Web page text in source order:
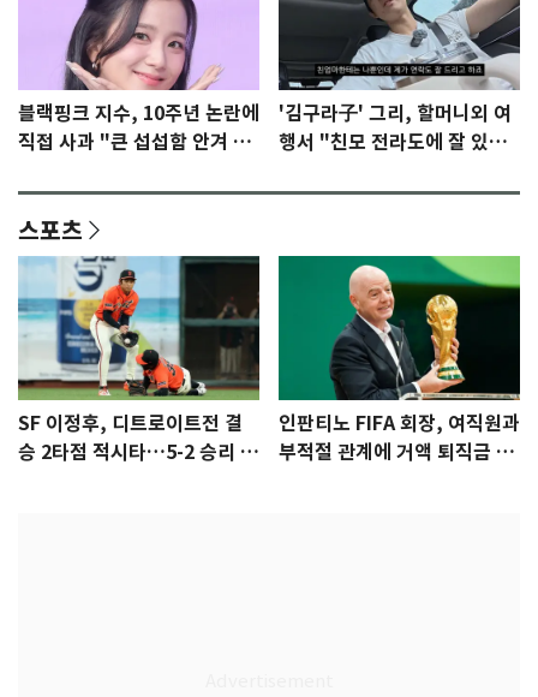
블랙핑크 지수, 10주년 논란에
직접 사과 "큰 섭섭함 안겨 미
'김구라子' 그리, 할머니외 여
행서 "친모 전라도에 잘 있
스포츠
SF 이정후, 디트로이트전 결
승 2타점 적시타…5-2 승리 견
인판티노 FIFA 회장, 여직원과
부적절 관계에 거액 퇴직금 지